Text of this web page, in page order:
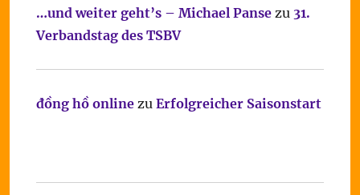
…und weiter geht’s – Michael Pansezu 31.
Verbandstag des TSBV
đồng hồ onlinezu Erfolgreicher Saisonstart